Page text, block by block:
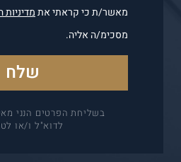
מאשר/ת כי קראתי את
מסכימ/ה אליה.
בשליחת הפרטים הנני
לדוא"ל ו/או